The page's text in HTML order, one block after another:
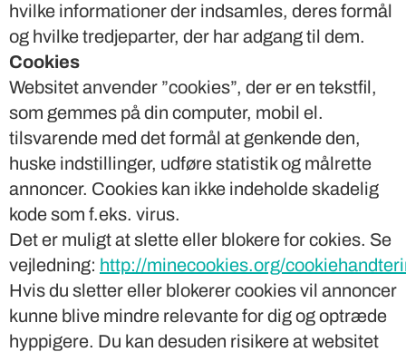
hvilke informationer der indsamles, deres formål
og hvilke tredjeparter, der har adgang til dem.
Cookies
Websitet anvender ”cookies”, der er en tekstfil,
som gemmes på din computer, mobil el.
tilsvarende med det formål at genkende den,
huske indstillinger, udføre statistik og målrette
annoncer. Cookies kan ikke indeholde skadelig
kode som f.eks. virus.
Det er muligt at slette eller blokere for cokies. Se
vejledning: http://minecookies.org/
Hvis du sletter eller blokerer cookies vil annoncer
kunne blive mindre relevante for dig og optræde
hyppigere. Du kan desuden risikere at websitet